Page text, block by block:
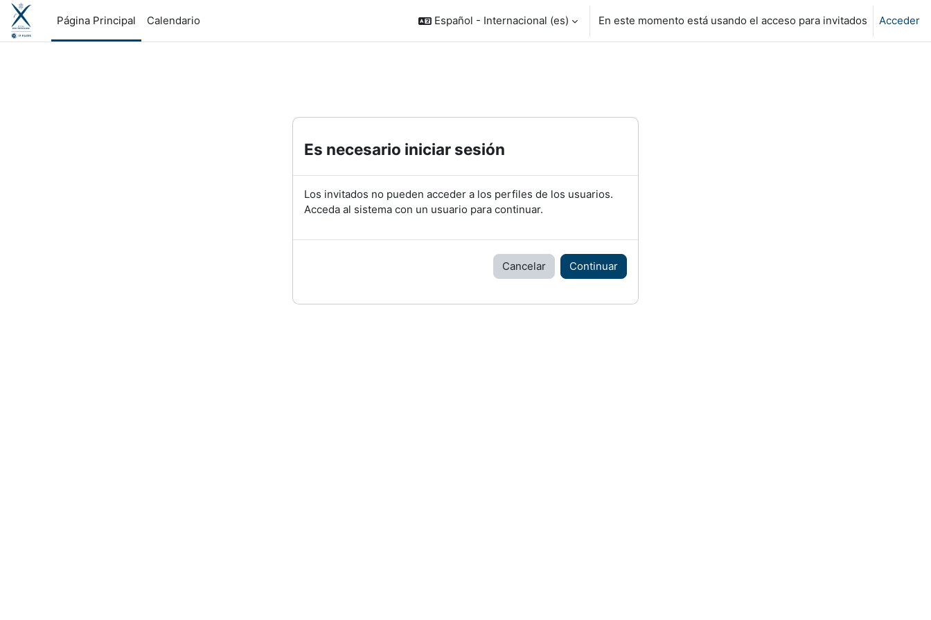
Salta al contenido principal
Página Principal
Calendario Español - Internacional ‎(es)‎ En este momento está usando el acceso para invitados Acceder
Es necesario iniciar sesión
Los invitados no pueden acceder a los perfiles de los usuarios.
Acceda al sistema con un usuario para continuar.
Cancelar Continuar